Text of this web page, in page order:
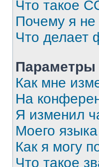
Что такое
Почему я не
Что делает
Параметры
Как мне
На
Я изменил
Моего
Как я могу
Что такое